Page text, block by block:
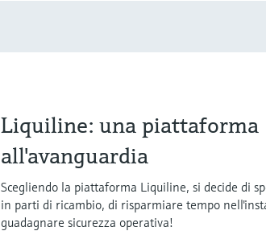
Liquiline: una piattaforma
all'avanguardia
Scegliendo la piattaforma Liquiline, si decide di
in parti di ricambio, di risparmiare tempo
guadagnare sicurezza operativa!